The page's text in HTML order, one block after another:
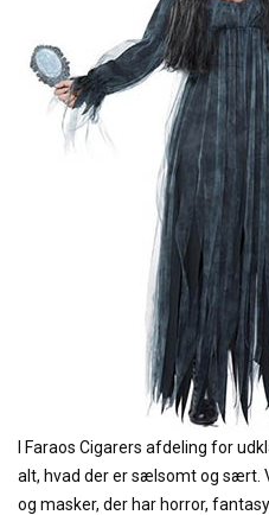
I Faraos Cigarers afdeling for
alt, hvad der er sælsomt og sært.
og masker, der har horror,